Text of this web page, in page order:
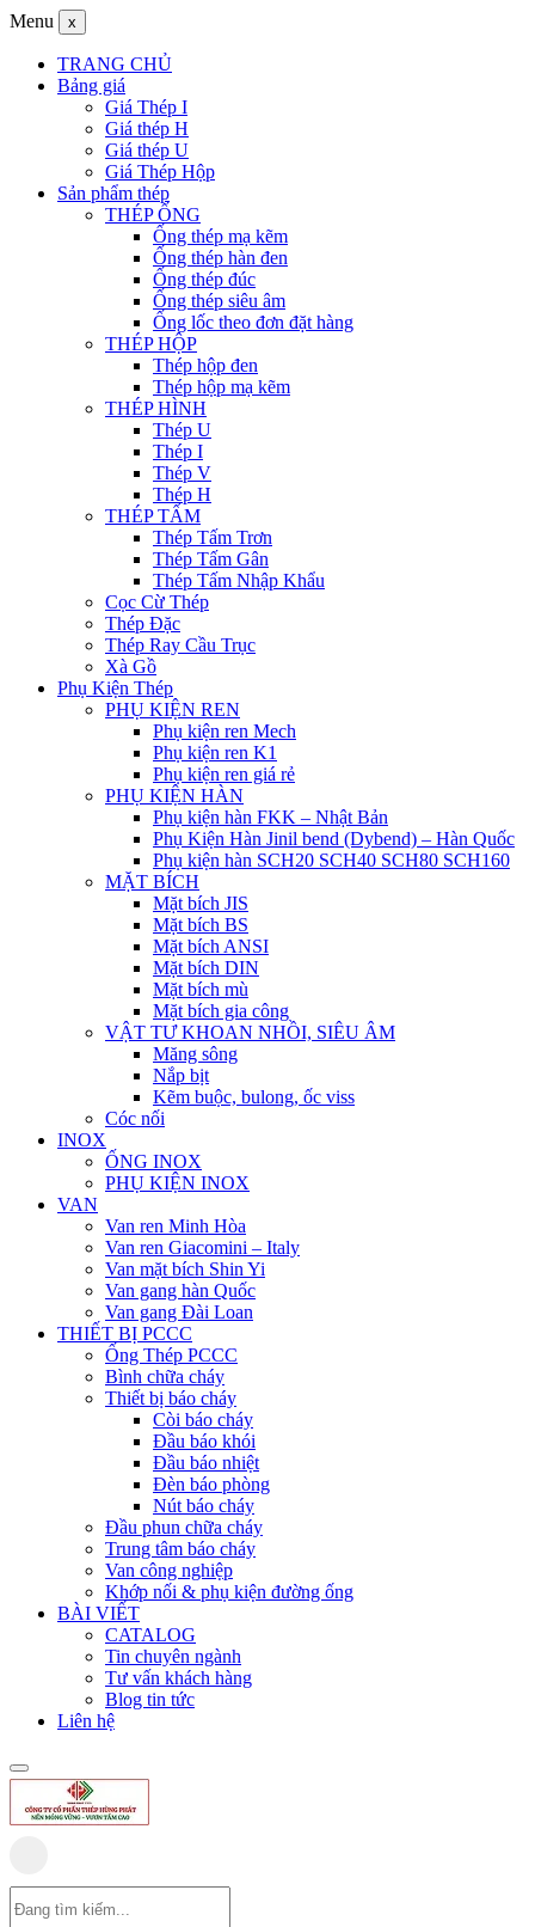
Menu x
TRANG CHỦ
Bảng giá
Giá Thép I
Giá thép H
Giá thép U
Giá Thép Hộp
Sản phẩm thép
THÉP ỐNG
Ống thép mạ kẽm
Ống thép hàn đen
Ống thép đúc
Ống thép siêu âm
Ống lốc theo đơn đặt hàng
THÉP HỘP
Thép hộp đen
Thép hộp mạ kẽm
THÉP HÌNH
Thép U
Thép I
Thép V
Thép H
THÉP TẤM
Thép Tấm Trơn
Thép Tấm Gân
Thép Tấm Nhập Khẩu
Cọc Cừ Thép
Thép Đặc
Thép Ray Cầu Trục
Xà Gồ
Phụ Kiện Thép
PHỤ KIỆN REN
Phụ kiện ren Mech
Phụ kiện ren K1
Phụ kiện ren giá rẻ
PHỤ KIỆN HÀN
Phụ kiện hàn FKK – Nhật Bản
Phụ Kiện Hàn Jinil bend (Dybend) – Hàn Quốc
Phụ kiện hàn SCH20 SCH40 SCH80 SCH160
MẶT BÍCH
Mặt bích JIS
Mặt bích BS
Mặt bích ANSI
Mặt bích DIN
Mặt bích mù
Mặt bích gia công
VẬT TƯ KHOAN NHỒI, SIÊU ÂM
Măng sông
Nắp bịt
Kẽm buộc, bulong, ốc viss
Cóc nối
INOX
ỐNG INOX
PHỤ KIỆN INOX
VAN
Van ren Minh Hòa
Van ren Giacomini – Italy
Van mặt bích Shin Yi
Van gang hàn Quốc
Van gang Đài Loan
THIẾT BỊ PCCC
Ống Thép PCCC
Bình chữa cháy
Thiết bị báo cháy
Còi báo cháy
Đầu báo khói
Đầu báo nhiệt
Đèn báo phòng
Nút báo cháy
Đầu phun chữa cháy
Trung tâm báo cháy
Van công nghiệp
Khớp nối & phụ kiện đường ống
BÀI VIẾT
CATALOG
Tin chuyên ngành
Tư vấn khách hàng
Blog tin tức
Liên hệ